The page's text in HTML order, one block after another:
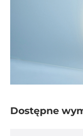
Dostępne